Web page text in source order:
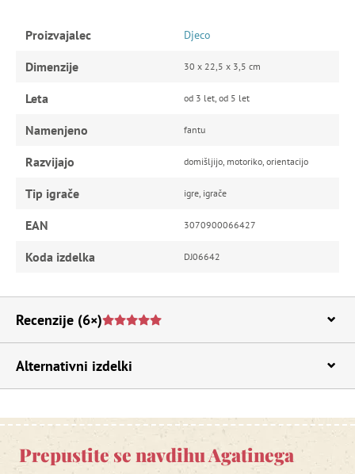
Proizvajalec Djeco
Dimenzije 30 x 22,5 x 3,5 cm
Leta od 3 let, od 5 let
Namenjeno fantu
Razvijajo domišljijo, motoriko, orientacijo
Tip igrače igre, igrače
EAN 3070900066427
Koda izdelka DJ06642
Recenzije (6×)
Alternativni izdelki
Prepustite se navdihu Agatinega